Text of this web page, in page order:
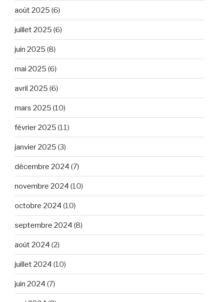
août 2025 (6)
juillet 2025 (6)
juin 2025 (8)
mai 2025 (6)
avril 2025 (6)
mars 2025 (10)
février 2025 (11)
janvier 2025 (3)
décembre 2024 (7)
novembre 2024 (10)
octobre 2024 (10)
septembre 2024 (8)
août 2024 (2)
juillet 2024 (10)
juin 2024 (7)